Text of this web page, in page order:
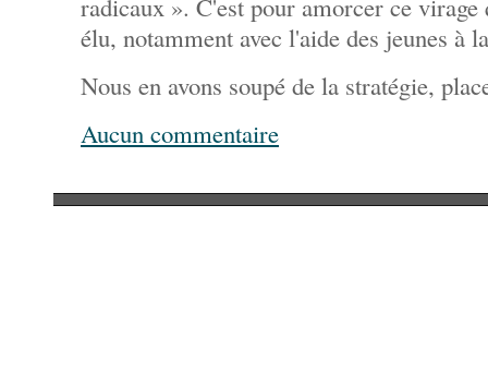
radicaux ». C'est pour amorcer ce
élu, notamment avec l'aide des jeunes à
Nous en avons soupé de la stratégie,
Aucun commentaire